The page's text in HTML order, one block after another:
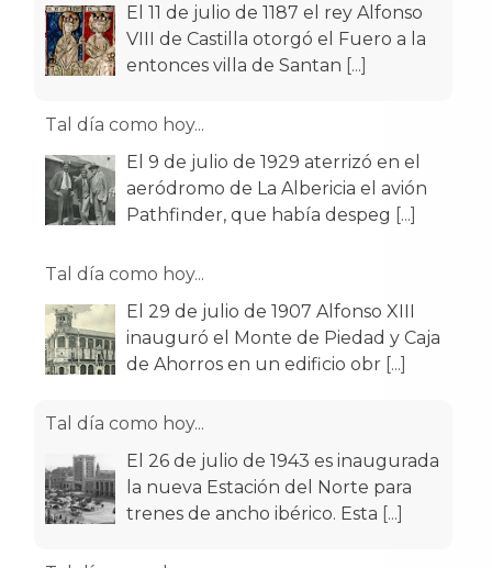
El 11 de julio de 1187 el rey Alfonso
VIII de Castilla otorgó el Fuero a la
entonces villa de Santan [...]
Tal día como hoy...
El 9 de julio de 1929 aterrizó en el
aeródromo de La Albericia el avión
Pathfinder, que había despeg [...]
Tal día como hoy...
El 29 de julio de 1907 Alfonso XIII
inauguró el Monte de Piedad y Caja
de Ahorros en un edificio obr [...]
Tal día como hoy...
El 26 de julio de 1943 es inaugurada
la nueva Estación del Norte para
trenes de ancho ibérico. Esta [...]